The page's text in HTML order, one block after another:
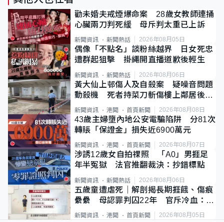
勸未婚夫戒煙爆命案 28歲女教師連捅
心臟兩刀判死緩 母斥判太重已上訴
新聞資訊 新聞熱話 2026年08月05日
偶像「不點名」談粉絲越界 日女死忠
遭群起狙擊 掛繩開直播道歉後輕生
新聞資訊 新聞熱話 2026年08月06日
黃大仙上邨傷人及自殺案 疑噪音問題
動殺機 死者持菜刀斬傷樓上鄰居後墮
斃
新聞資訊 港聞 首頁新聞 2026年08月08日
43歲主婦墮內地公安電騙陷阱 分81次
轉賬「保證金」損失近6900萬元
新聞資訊 港聞 首頁新聞 2026年08月07日
涉誘12歲女自拍祼照 「A0」男捱足
年半冤獄 法官推翻裁決：抄錯標點
新聞資訊 新聞熱話 2026年08月06日
五歲童遭虐死｜解剖揭長期捱餓、傷痕
纍纍 母認罪判囚22年 官斥冷血：同
類案最惡劣
新聞資訊 港聞 首頁新聞 2026年08月05日